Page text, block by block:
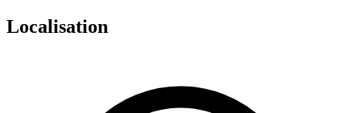
Localisation